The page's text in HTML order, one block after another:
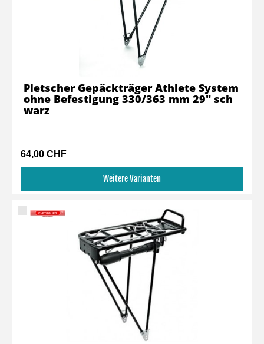
64,00 CHF
Weitere Varianten
Pletscher Gepäckträger Athlete System
ohne Befestigung 330/363 mm 29" sch
warz